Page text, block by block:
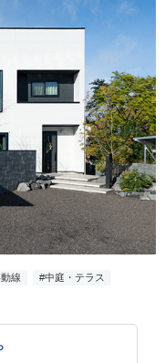
線
#中庭・テラス